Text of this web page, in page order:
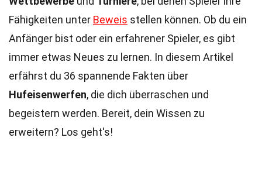
Fähigkeiten unter Beweis stellen können. Ob du ein
Anfänger bist oder ein erfahrener Spieler, es gibt
immer etwas Neues zu lernen. In diesem Artikel
erfährst du 36 spannende Fakten über
Hufeisenwerfen, die dich überraschen und
begeistern werden. Bereit, dein Wissen zu
erweitern? Los geht's!